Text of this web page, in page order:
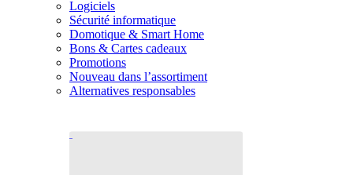
Logiciels
Sécurité informatique
Domotique & Smart Home
Bons & Cartes cadeaux
Promotions
Nouveau dans l’assortiment
Alternatives responsables